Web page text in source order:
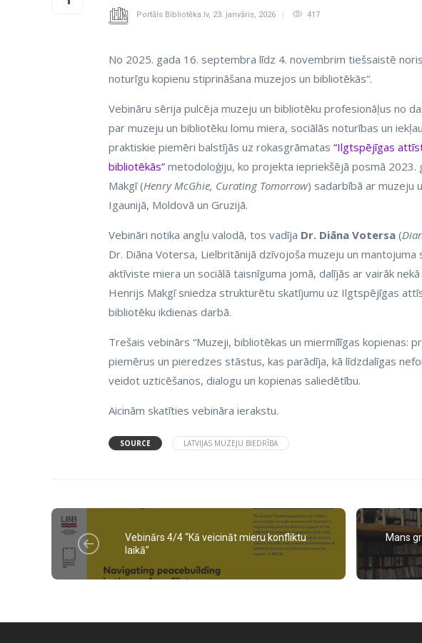
Portāls Bibliotēka.lv, 23. janvāris, 2026 417
No 2025. gada 16. septembra līdz 4. novembrim tiešsaistē
noturīgu kopienu stiprināšana muzejos un bibliotēkās“.
Vebināru sērija pulcēja muzeju un bibliotēku profesionāļus no
par muzeju un bibliotēku lomu miera, sociālās noturības un
praktiskie piemēri balstījās uz rokasgrāmatas “Ilgtspējīgas
bibliotēkās” metodoloģiju, ko projekta iepriekšējā posmā 2023.
Makgī (Henry McGhie, Curating Tomorrow) sadarbībā ar muzeju
Igaunijā, Moldovā un Gruzijā.
Vebināri notika angļu valodā, tos vadīja Dr. Diāna Votersa (
Dr. Diāna Votersa, Lielbritānijā dzīvojoša muzeju un
aktīviste miera un sociālā taisnīguma jomā, dalījās ar vairāk
Henrijs Makgī sniedza strukturētu skatījumu uz Ilgtspējīgas
bibliotēku ikdienas darbā.
Trešais vebinārs “Muzeji, bibliotēkas un miermīlīgas kopienas:
piemērus un pieredzes stāstus, kas parādīja, kā līdzdalīgas
veidot uzticēšanos, dialogu un kopienas saliedētību.
Aicinām skatīties vebināra ierakstu.
SOURCE LATVIJAS MUZEJU BIEDRĪBA
Vebinārs 4/4 “Kā veicināt mieru konfliktu
laikā”
Mans